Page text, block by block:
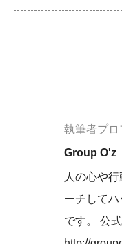
執筆者プ
Group O'z
人の心や
ーチして
です。 公